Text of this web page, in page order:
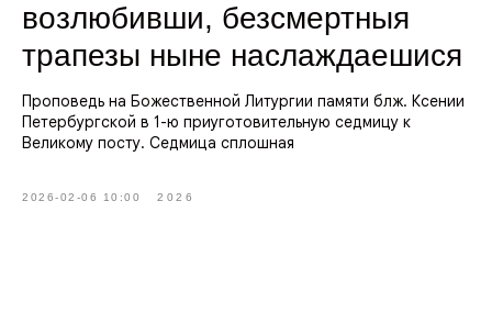
возлюбивши, безсмертныя
трапезы ныне наслаждаешися
Проповедь на Божественной Литургии памяти блж. Ксении
Петербургской в 1-ю приуготовительную седмицу к
Великому посту. Седмица сплошная
2026-02-06 10:00 2026